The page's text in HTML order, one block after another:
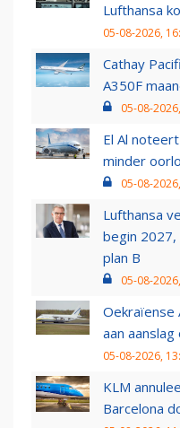
Lufthansa
05-08-2026,
Cathay
A350F
05-08-
El Al
minder
05-08-
Lufthansa
begin
plan B
05-08-
Oekraïense
aan
05-08-2026,
KLM
Barcelona